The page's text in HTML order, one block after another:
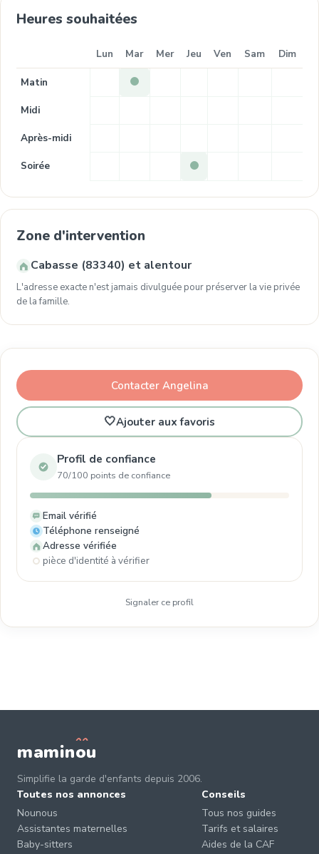
Heures souhaitées
Lun Mar Mer Jeu Ven Sam Dim
Matin
Midi
Après-midi
Soirée
Zone d'intervention
Cabasse (83340) et alentour
L'adresse exacte n'est jamais divulguée pour préserver la vie privée
de la famille.
Contacter Angelina
🤍Ajouter aux favoris
Profil de confiance
70/100 points de confiance
Email vérifié
Téléphone renseigné
Adresse vérifiée
pièce d'identité à vérifier
Signaler ce profil
maminou
Simplifie la garde d'enfants depuis 2006.
Toutes nos annonces
Nounous
Assistantes maternelles
Baby-sitters
Conseils
Tous nos guides
Tarifs et salaires
Aides de la CAF